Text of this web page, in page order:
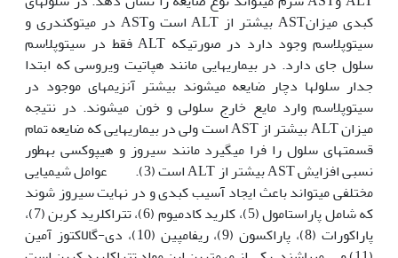
کبدی میزانAST بیشتر از ALT است وAST در میتوکندری و
سیتوپلاسم وجود دارد در صورتی‏که ALT فقط در سیتوپلاسم
سلول جای دارد. در بیماری­هایی مانند هپاتیت ویروسی که ابتدا
جدار سلول‏ها دچار ضایعه می­شوند بیشتر آنزیم­های موجود در
سیتوپلاسم وارد مایع خارج سلولی و خون می­شوند. در نتیجه
میزان ALT بیشتر از AST است ولی در بیماری­هایی که ضایعه تمام
قسمت­های سلول را فرا می­گیرد مانند سیروز و هیپوکسی به‏طور
نسبی افزایش AST بیشتر از ALT است (3). عوامل شیمیایی
مختلفی می­تواند باعث ایجاد آسیب کبدی و در نهایت سیروز شوند
که شامل پاراستامول (5)، کلرید کادمیوم (6)، تتراکلرید ­کربن (7)،
پاراکورات (8)، پاراکسون (9)، ریفامپین (10)، دی-گالاکتوز آمین